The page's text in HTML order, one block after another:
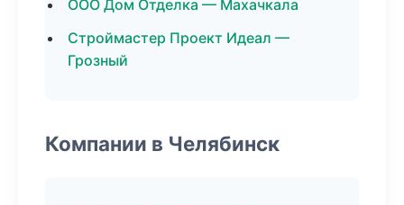
ООО Дом Отделка — Махачкала
Строймастер Проект Идеал —
Грозный
Компании в Челябинск